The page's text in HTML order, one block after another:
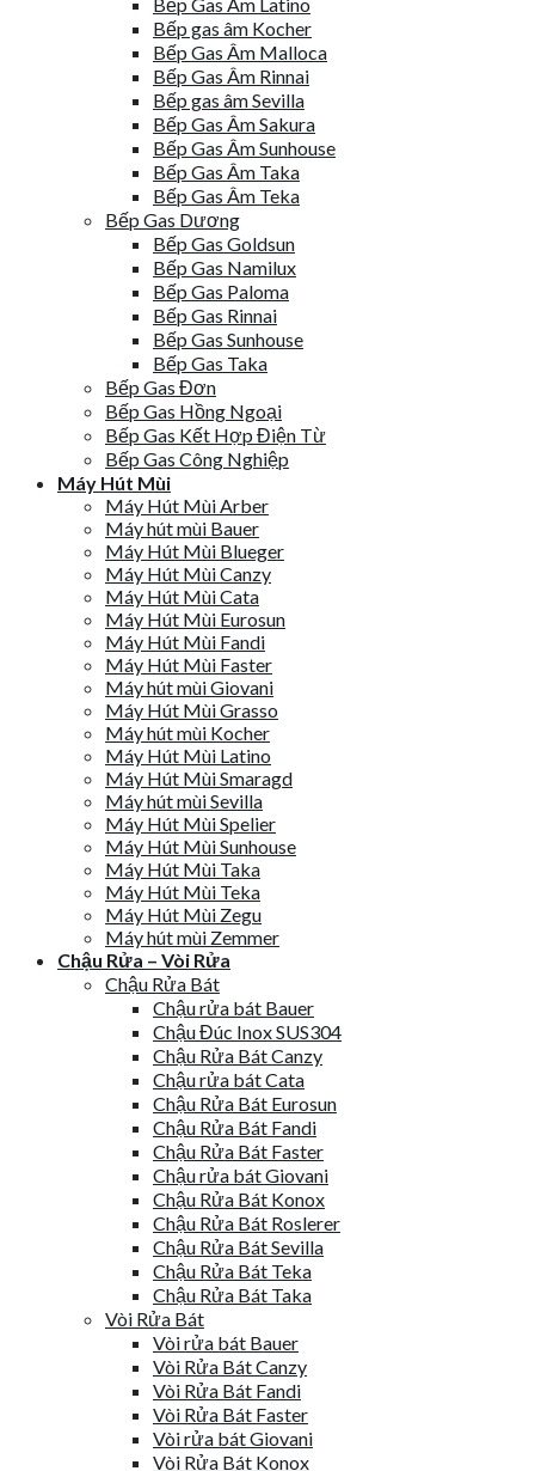
Bếp gas âm Kocher
Bếp Gas Âm Malloca
Bếp Gas Âm Rinnai
Bếp gas âm Sevilla
Bếp Gas Âm Sakura
Bếp Gas Âm Sunhouse
Bếp Gas Âm Taka
Bếp Gas Âm Teka
Bếp Gas Dương
Bếp Gas Goldsun
Bếp Gas Namilux
Bếp Gas Paloma
Bếp Gas Rinnai
Bếp Gas Sunhouse
Bếp Gas Taka
Bếp Gas Đơn
Bếp Gas Hồng Ngoại
Bếp Gas Kết Hợp Điện Từ
Bếp Gas Công Nghiệp
Máy Hút Mùi
Máy Hút Mùi Arber
Máy hút mùi Bauer
Máy Hút Mùi Blueger
Máy Hút Mùi Canzy
Máy Hút Mùi Cata
Máy Hút Mùi Eurosun
Máy Hút Mùi Fandi
Máy Hút Mùi Faster
Máy hút mùi Giovani
Máy Hút Mùi Grasso
Máy hút mùi Kocher
Máy Hút Mùi Latino
Máy Hút Mùi Smaragd
Máy hút mùi Sevilla
Máy Hút Mùi Spelier
Máy Hút Mùi Sunhouse
Máy Hút Mùi Taka
Máy Hút Mùi Teka
Máy Hút Mùi Zegu
Máy hút mùi Zemmer
Chậu Rửa – Vòi Rửa
Chậu Rửa Bát
Chậu rửa bát Bauer
Chậu Đúc Inox SUS304
Chậu Rửa Bát Canzy
Chậu rửa bát Cata
Chậu Rửa Bát Eurosun
Chậu Rửa Bát Fandi
Chậu Rửa Bát Faster
Chậu rửa bát Giovani
Chậu Rửa Bát Konox
Chậu Rửa Bát Roslerer
Chậu Rửa Bát Sevilla
Chậu Rửa Bát Teka
Chậu Rửa Bát Taka
Vòi Rửa Bát
Vòi rửa bát Bauer
Vòi Rửa Bát Canzy
Vòi Rửa Bát Fandi
Vòi Rửa Bát Faster
Vòi rửa bát Giovani
Vòi Rửa Bát Konox